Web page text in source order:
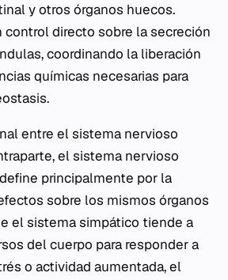
y otros órganos huecos.
control directo sobre la secreción
coordinando la liberación
químicas necesarias para
entre el sistema nervioso
el sistema nervioso
principalmente por la
sobre los mismos órganos
el sistema simpático tiende a
del cuerpo para responder a
o actividad aumentada, el